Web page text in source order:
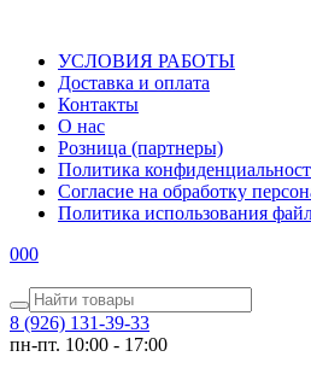
УСЛОВИЯ РАБОТЫ
Доставка и оплата
Контакты
О наc
Розница (партнеры)
Политика
Согласие на обработку
Политика использования
000
8 (926) 131-39-33
пн-пт. 10:00 - 17:00